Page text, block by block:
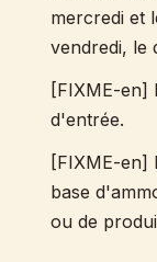
mercredi et
vendredi, le
[FIXME-en]
d'entrée.
[FIXME-en]
base
ou de